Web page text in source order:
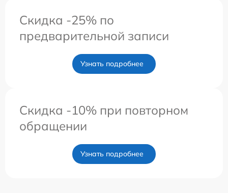
Скидка -25% по
предварительной записи
Узнать подробнее
Скидка -10% при повторном
обращении
Узнать подробнее